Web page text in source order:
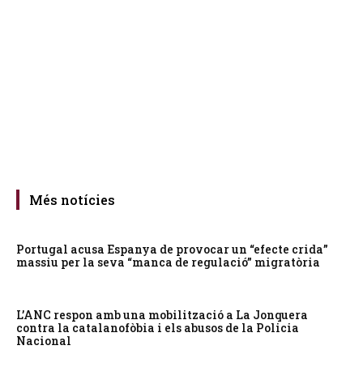
Més notícies
Portugal acusa Espanya de provocar un “efecte crida”
massiu per la seva “manca de regulació” migratòria
L’ANC respon amb una mobilització a La Jonquera
contra la catalanofòbia i els abusos de la Policia
Nacional